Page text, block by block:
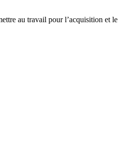
au travail pour l’acquisition et le